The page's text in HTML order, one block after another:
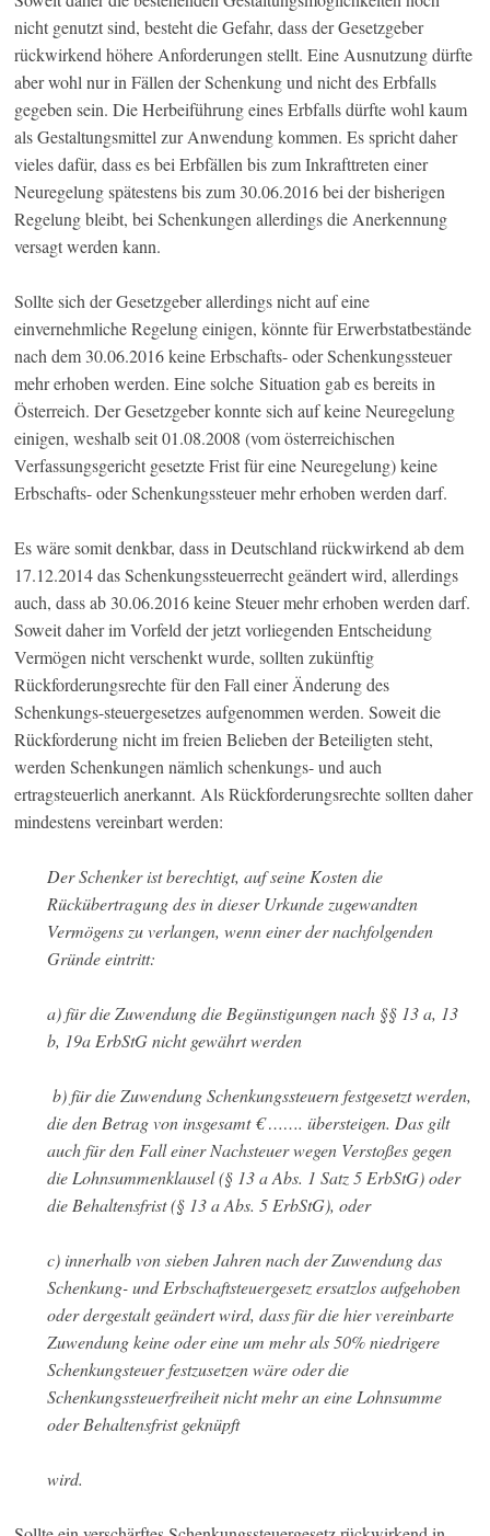
nicht genutzt sind, besteht die Gefahr, dass der Gesetzgeber
rückwirkend höhere Anforderungen stellt. Eine Ausnutzung dürfte
aber wohl nur in Fällen der Schenkung und nicht des Erbfalls
gegeben sein. Die Herbeiführung eines Erbfalls dürfte wohl kaum
als Gestaltungsmittel zur Anwendung kommen. Es spricht daher
vieles dafür, dass es bei Erbfällen bis zum Inkrafttreten einer
Neuregelung spätestens bis zum 30.06.2016 bei der bisherigen
Regelung bleibt, bei Schenkungen allerdings die Anerkennung
versagt werden kann.
Sollte sich der Gesetzgeber allerdings nicht auf eine
einvernehmliche Regelung einigen, könnte für Erwerbstatbestände
nach dem 30.06.2016 keine Erbschafts- oder Schenkungssteuer
mehr erhoben werden. Eine solche Situation gab es bereits in
Österreich. Der Gesetzgeber konnte sich auf keine Neuregelung
einigen, weshalb seit 01.08.2008 (vom österreichischen
Verfassungsgericht gesetzte Frist für eine Neuregelung) keine
Erbschafts- oder Schenkungssteuer mehr erhoben werden darf.
Es wäre somit denkbar, dass in Deutschland rückwirkend ab dem
17.12.2014 das Schenkungssteuerrecht geändert wird, allerdings
auch, dass ab 30.06.2016 keine Steuer mehr erhoben werden darf.
Soweit daher im Vorfeld der jetzt vorliegenden Entscheidung
Vermögen nicht verschenkt wurde, sollten zukünftig
Rückforderungsrechte für den Fall einer Änderung des
Schenkungs-steuergesetzes aufgenommen werden. Soweit die
Rückforderung nicht im freien Belieben der Beteiligten steht,
werden Schenkungen nämlich schenkungs- und auch
ertragsteuerlich anerkannt. Als Rückforderungsrechte sollten daher
mindestens vereinbart werden:
Der Schenker ist berechtigt, auf seine Kosten die
Rückübertragung des in dieser Urkunde zugewandten
Vermögens zu verlangen, wenn einer der nachfolgenden
Gründe eintritt:
a) für die Zuwendung die Begünstigungen nach §§ 13 a, 13
b, 19a ErbStG nicht gewährt werden
b) für die Zuwendung Schenkungssteuern festgesetzt werden,
die den Betrag von insgesamt € ……. übersteigen. Das gilt
auch für den Fall einer Nachsteuer wegen Verstoßes gegen
die Lohnsummenklausel (§ 13 a Abs. 1 Satz 5 ErbStG) oder
die Behaltensfrist (§ 13 a Abs. 5 ErbStG), oder
c) innerhalb von sieben Jahren nach der Zuwendung das
Schenkung- und Erbschaftsteuergesetz ersatzlos aufgehoben
oder dergestalt geändert wird, dass für die hier vereinbarte
Zuwendung keine oder eine um mehr als 50% niedrigere
Schenkungsteuer festzusetzen wäre oder die
Schenkungssteuerfreiheit nicht mehr an eine Lohnsumme
oder Behaltensfrist geknüpft
wird.